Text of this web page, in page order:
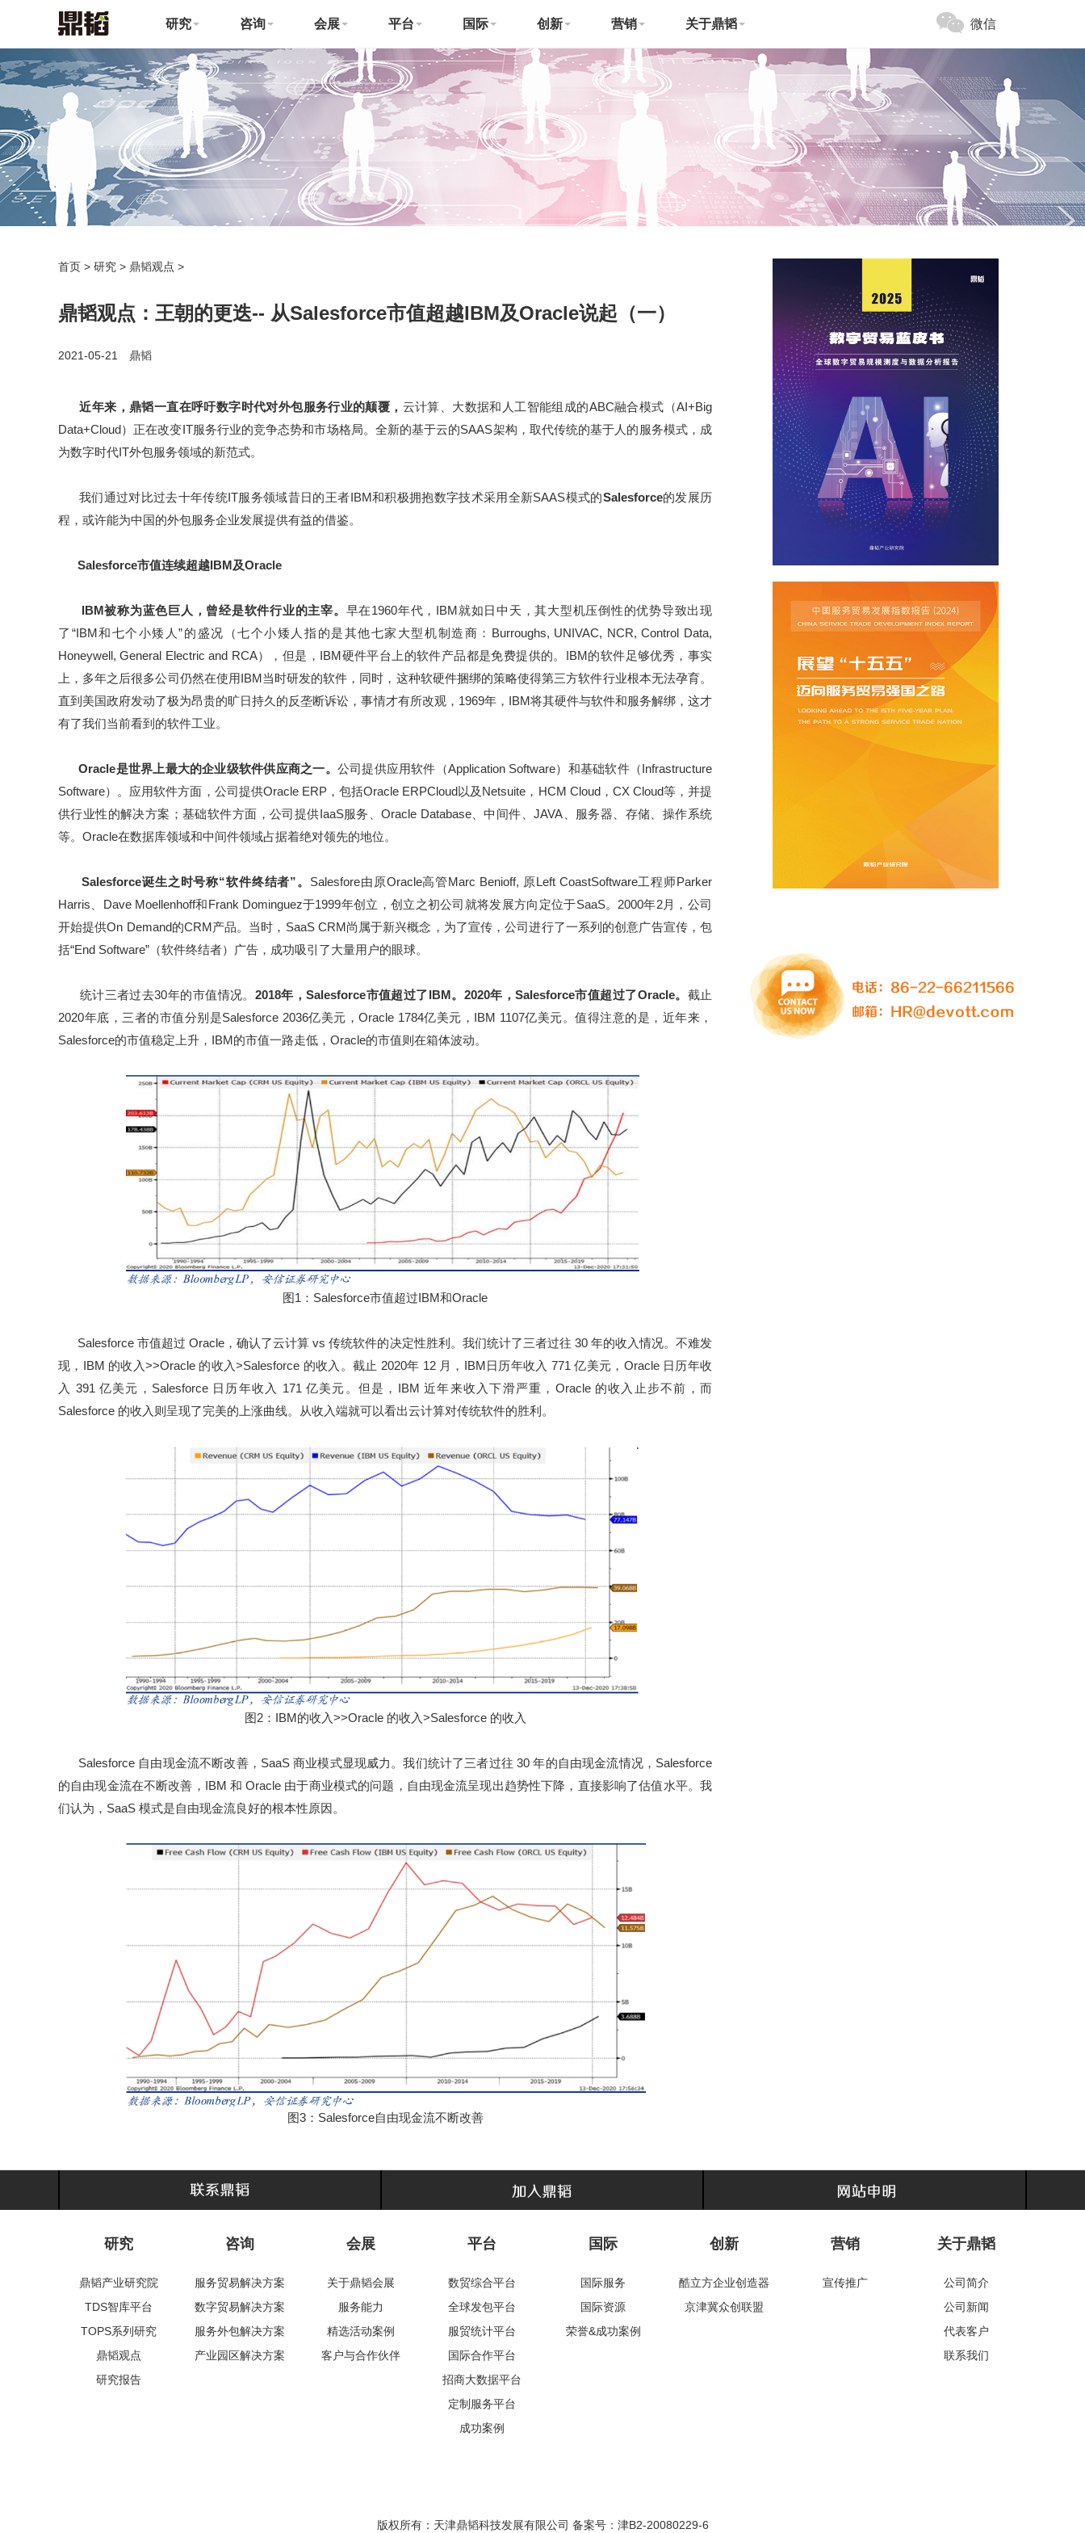
研究 咨询 会展 平台 国际 创新 营销 关于鼎韬 微信
首页 > 研究 > 鼎韬观点 >
鼎韬观点：王朝的更迭-- 从Salesforce市值超越IBM及Oracle说起（一）
2021-05-21 鼎韬
近年来，鼎韬一直在呼吁数字时代对外包服务行业的颠覆， 云计算、大数据和人工智能组成的ABC融合模式（AI+Big
Data+Cloud）正在改变IT服务行业的竞争态势和市场格局。全新的基于云的SAAS架构，取代传统的基于人的服务模式，成
为数字时代IT外包服务领域的新范式。
我们通过对比过去十年传统IT服务领域昔日的王者IBM和积极拥抱数字技术采用全新SAAS模式的Salesforce的发展历
程，或许能为中国的外包服务企业发展提供有益的借鉴。
Salesforce市值连续超越IBM及Oracle
IBM被称为蓝色巨人，曾经是软件行业的主宰。 早在1960年代，IBM就如日中天，其大型机压倒性的优势导致出现
了“IBM和七个小矮人”的盛况（七个小矮人指的是其他七家大型机制造商：Burroughs, UNIVAC, NCR, Control Data,
Honeywell, General Electric and RCA），但是，IBM硬件平台上的软件产品都是免费提供的。IBM的软件足够优秀，事实
上，多年之后很多公司仍然在使用IBM当时研发的软件，同时，这种软硬件捆绑的策略使得第三方软件行业根本无法孕育。
直到美国政府发动了极为昂贵的旷日持久的反垄断诉讼，事情才有所改观，1969年，IBM将其硬件与软件和服务解绑，这才
有了我们当前看到的软件工业。
Oracle是世界上最大的企业级软件供应商之一。 公司提供应用软件（Application Software）和基础软件（Infrastructure
Software）。应用软件方面，公司提供Oracle ERP，包括Oracle ERPCloud以及Netsuite，HCM Cloud，CX Cloud等，并提
供行业性的解决方案；基础软件方面，公司提供IaaS服务、Oracle Database、中间件、JAVA、服务器、存储、操作系统
等。Oracle在数据库领域和中间件领域占据着绝对领先的地位。
Salesforce诞生之时号称“软件终结者”。 Salesfore由原Oracle高管Marc Benioff, 原Left CoastSoftware工程师Parker
Harris、Dave Moellenhoff和Frank Dominguez于1999年创立，创立之初公司就将发展方向定位于SaaS。2000年2月，公司
开始提供On Demand的CRM产品。当时，SaaS CRM尚属于新兴概念，为了宣传，公司进行了一系列的创意广告宣传，包
括“End Software”（软件终结者）广告，成功吸引了大量用户的眼球。
统计三者过去30年的市值情况。 2018年，Salesforce市值超过了IBM。2020年，Salesforce市值超过了Oracle。 截止
2020年底，三者的市值分别是Salesforce 2036亿美元，Oracle 1784亿美元，IBM 1107亿美元。值得注意的是，近年来，
Salesforce的市值稳定上升，IBM的市值一路走低，Oracle的市值则在箱体波动。
图1：Salesforce市值超过IBM和Oracle
Salesforce 市值超过 Oracle，确认了云计算 vs 传统软件的决定性胜利。我们统计了三者过往 30 年的收入情况。不难发
现，IBM 的收入>>Oracle 的收入>Salesforce 的收入。截止 2020年 12 月，IBM日历年收入 771 亿美元，Oracle 日历年收
入 391 亿美元，Salesforce 日历年收入 171 亿美元。但是，IBM 近年来收入下滑严重，Oracle 的收入止步不前，而
Salesforce 的收入则呈现了完美的上涨曲线。从收入端就可以看出云计算对传统软件的胜利。
图2：IBM的收入>>Oracle 的收入>Salesforce 的收入
Salesforce 自由现金流不断改善，SaaS 商业模式显现威力。我们统计了三者过往 30 年的自由现金流情况，Salesforce
的自由现金流在不断改善，IBM 和 Oracle 由于商业模式的问题，自由现金流呈现出趋势性下降，直接影响了估值水平。我
们认为，SaaS 模式是自由现金流良好的根本性原因。
图3：Salesforce自由现金流不断改善
研究
鼎韬产业研究院
TDS智库平台
TOPS系列研究
鼎韬观点
研究报告
咨询
服务贸易解决方案
数字贸易解决方案
服务外包解决方案
产业园区解决方案
会展
关于鼎韬会展
服务能力
精选活动案例
客户与合作伙伴
平台
数贸综合平台
全球发包平台
服贸统计平台
国际合作平台
招商大数据平台
定制服务平台
成功案例
国际
国际服务
国际资源
荣誉&成功案例
创新
酷立方企业创造器
京津冀众创联盟
营销
宣传推广
关于鼎韬
公司简介
公司新闻
代表客户
联系我们
版权所有：天津鼎韬科技发展有限公司 备案号： 津B2-20080229-6